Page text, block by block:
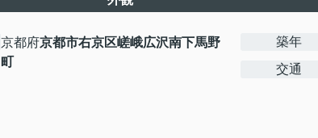
京都府京都市右京区嵯峨広沢南下馬野
町
築年
交通